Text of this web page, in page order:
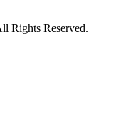
Rights Reserved.